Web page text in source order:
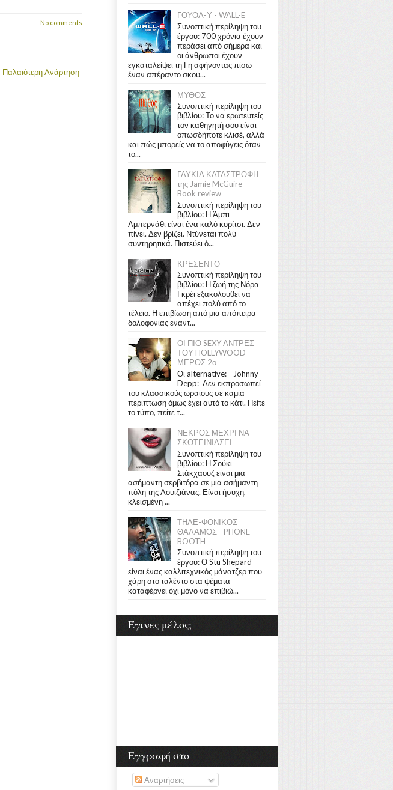
No comments
Παλαιότερη Ανάρτηση
ΓΟΥΟΛ-Υ - WALL-E
Συνοπτική περίληψη του
έργου: 700 χρόνια έχουν
περάσει από σήμερα και
οι άνθρωποι έχουν
εγκαταλείψει τη Γη αφήνοντας πίσω
έναν απέραντο σκου...
ΜΥΘΟΣ
Συνοπτική περίληψη του
βιβλίου: Το να ερωτευτείς
τον καθηγητή σου είναι
οπωσδήποτε κλισέ, αλλά
και πώς μπορείς να το αποφύγεις όταν
το...
ΓΛΥΚΙΑ ΚΑΤΑΣΤΡΟΦΗ
της Jamie McGuire -
Book review
Συνοπτική περίληψη του
βιβλίου: Η Άμπι
Αμπερνάθι είναι ένα καλό κορίτσι. Δεν
πίνει. Δεν βρίζει. Ντύνεται πολύ
συντηρητικά. Πιστεύει ό...
ΚΡΕΣΕΝΤΟ
Συνοπτική περίληψη του
βιβλίου: Η ζωή της Νόρα
Γκρέι εξακολουθεί να
απέχει πολύ από το
τέλειο. Η επιβίωση από μια απόπειρα
δολοφονίας εναντ...
ΟΙ ΠΙΟ SEXY ΑΝΤΡΕΣ
ΤΟΥ HOLLYWOOD -
ΜΕΡΟΣ 2ο
Οι alternative: - Johnny
Depp: Δεν εκπροσωπεί
του κλασσικούς ωραίους σε καμία
περίπτωση όμως έχει αυτό το κάτι. Πείτε
το τύπο, πείτε τ...
ΝΕΚΡΟΣ ΜΕΧΡΙ ΝΑ
ΣΚΟΤΕΙΝΙΑΣΕΙ
Συνοπτική περίληψη του
βιβλίου: Η Σούκι
Στάκχαουζ είναι μια
ασήμαντη σερβιτόρα σε μια ασήμαντη
πόλη της Λουιζιάνας. Είναι ήσυχη,
κλεισμένη ...
ΤΗΛΕ-ΦΟΝΙΚΟΣ
ΘΑΛΑΜΟΣ - PHONE
BOOTH
Συνοπτική περίληψη του
έργου: Ο Stu Shepard
είναι ένας καλλιτεχνικός μάνατζερ που
χάρη στο ταλέντο στα ψέματα
καταφέρνει όχι μόνο να επιβιώ...
Έγινες μέλος;
Εγγραφή στο
Αναρτήσεις